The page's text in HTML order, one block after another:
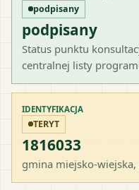
podpisany
podpisany
Status punktu
centralnej listy
IDENTYFIKACJA
TERYT
1816033
gmina miejsko-wiejska